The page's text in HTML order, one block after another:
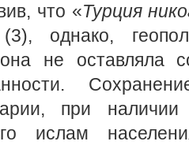
что «Турция
однако,
не оставляла
при
ислам